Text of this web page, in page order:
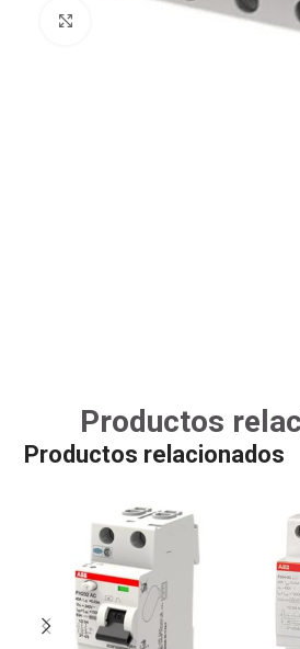
Clic para ampliar
Productos
Productos relacionados